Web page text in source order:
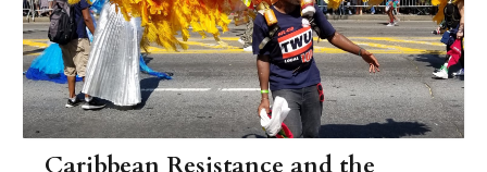
Caribbean Resistance and the